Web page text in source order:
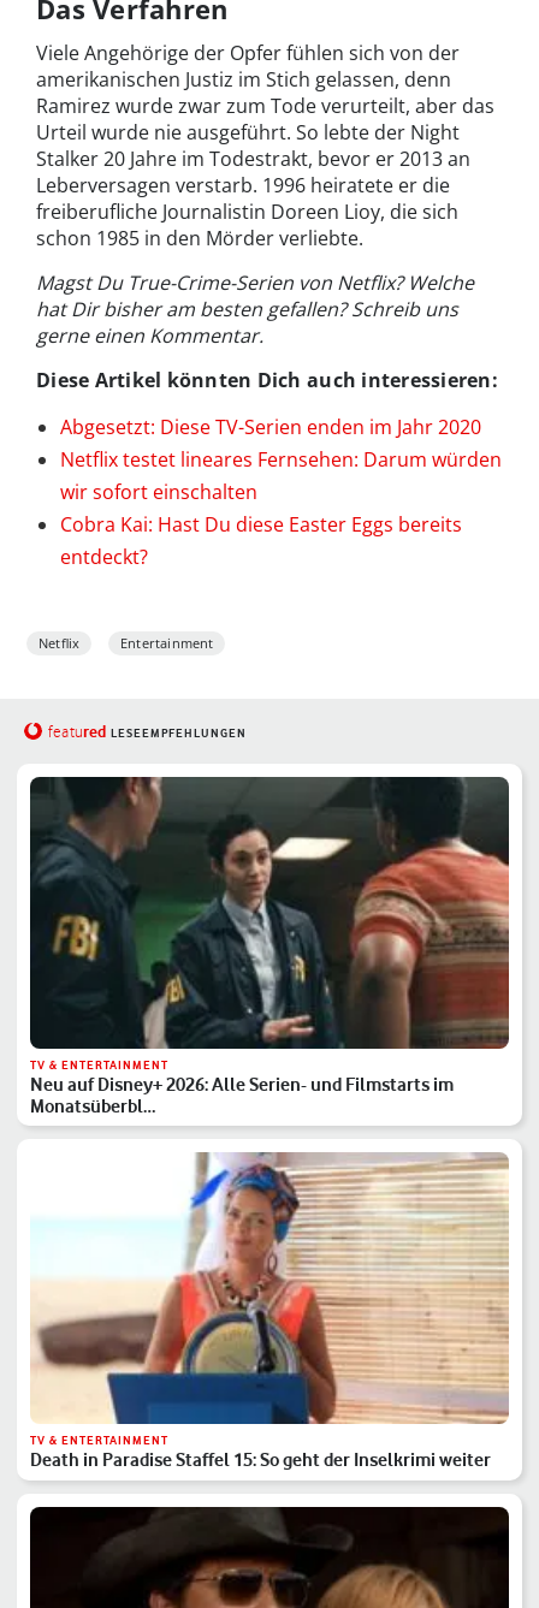
Das Verfahren
Viele Angehörige der Opfer fühlen sich von der
amerikanischen Justiz im Stich gelassen, denn
Ramirez wurde zwar zum Tode verurteilt, aber das
Urteil wurde nie ausgeführt. So lebte der Night
Stalker 20 Jahre im Todestrakt, bevor er 2013 an
Leberversagen verstarb. 1996 heiratete er die
freiberufliche Journalistin Doreen Lioy, die sich
schon 1985 in den Mörder verliebte.
Magst Du True-Crime-Serien von Netflix? Welche
hat Dir bisher am besten gefallen? Schreib uns
gerne einen Kommentar.
Diese Artikel könnten Dich auch interessieren:
Abgesetzt: Diese TV-Serien enden im Jahr 2020
Netflix testet lineares Fernsehen: Darum würden
wir sofort einschalten
Cobra Kai: Hast Du diese Easter Eggs bereits
entdeckt?
Netflix Entertainment
featured LESEEMPFEHLUNGEN
TV & ENTERTAINMENT
Neu auf Disney+ 2026: Alle Serien- und Filmstarts im
Monatsüberbl…
TV & ENTERTAINMENT
Death in Paradise Staffel 15: So geht der Inselkrimi weiter